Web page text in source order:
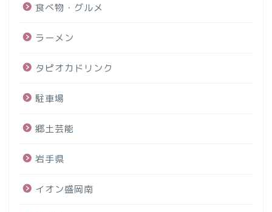
食べ物・グルメ
ラーメン
タピオカドリンク
駐車場
郷土芸能
岩手県
イオン盛岡南